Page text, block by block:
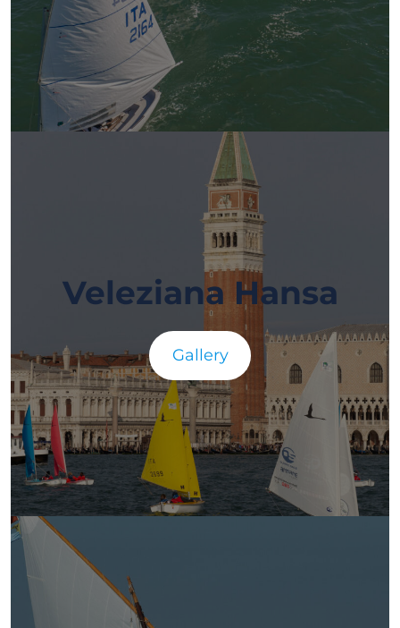
Veleziana Hansa
Gallery